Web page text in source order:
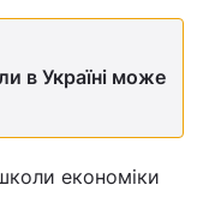
в Україні може
економіки